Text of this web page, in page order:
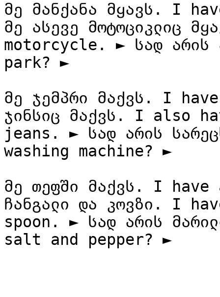
მე მანქანა მყავს. I
მე ასევე მოტოციკლიც
motorcycle. ► სად არის
park? ►
მე ჯემპრი მაქვს. I
ჯინსიც მაქვს. I also
jeans. ► სად არის
washing machine? ►
მე თეფში მაქვს. I
ჩანგალი და კოვზი. I
spoon. ► სად არის